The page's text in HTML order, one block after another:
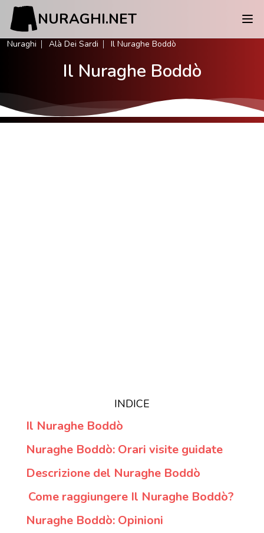
NURAGHI.NET
Nuraghi Alà Dei Sardi Il Nuraghe Boddò
Il Nuraghe Boddò
INDICE
Il Nuraghe Boddò
Nuraghe Boddò: Orari visite guidate
Descrizione del Nuraghe Boddò
Come raggiungere Il Nuraghe Boddò?
Nuraghe Boddò: Opinioni